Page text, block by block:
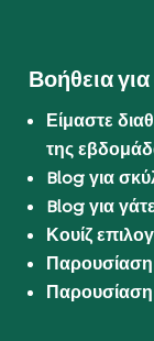
Βοήθεια
Είμαστε
της
Blog για
Blog για
Κουίζ